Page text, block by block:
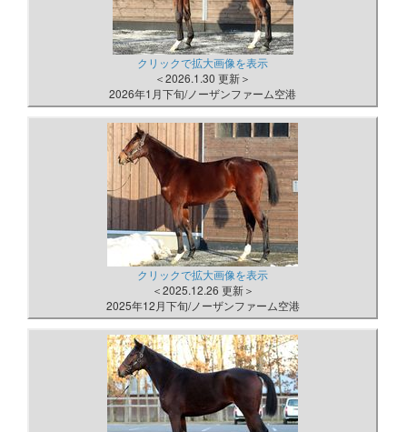
クリックで拡大画像を表示
＜2026.1.30 更新＞
2026年1月下旬/ノーザンファーム空港
クリックで拡大画像を表示
＜2025.12.26 更新＞
2025年12月下旬/ノーザンファーム空港